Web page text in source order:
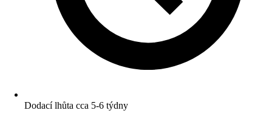
Dodací lhůta cca 5-6 týdny